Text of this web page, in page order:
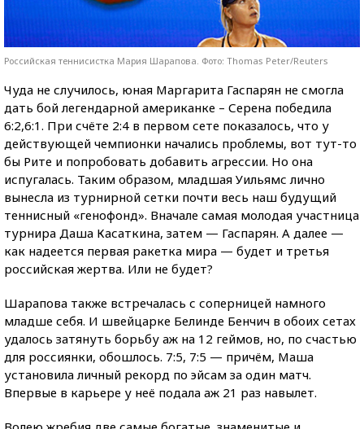
Российская теннисистка Мария Шарапова. Фото: Thomas Peter/Reuters
Чуда не случилось, юная Маргарита Гаспарян не смогла
дать бой легендарной американке – Серена победила
6:2,6:1. При счёте 2:4 в первом сете показалось, что у
действующей чемпионки начались проблемы, вот тут-то
бы Рите и попробовать добавить агрессии. Но она
испугалась. Таким образом, младшая Уильямс лично
вынесла из турнирной сетки почти весь наш будущий
теннисный «генофонд». Вначале самая молодая участница
турнира Даша Касаткина, затем — Гаспарян. А далее —
как надеется первая ракетка мира — будет и третья
российская жертва. Или не будет?
Шарапова также встречалась с соперницей намного
младше себя. И швейцарке Белинде Бенчич в обоих сетах
удалось затянуть борьбу аж на 12 геймов, но, по счастью
для россиянки, обошлось. 7:5, 7:5 — причём, Маша
установила личный рекорд по эйсам за один матч.
Впервые в карьере у неё подала аж 21 раз навылет.